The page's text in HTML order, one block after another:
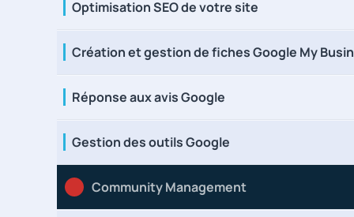
Optimisation SEO de votre site
Création et gestion de fiches Google My
Réponse aux avis Google
Gestion des outils Google
Community Management